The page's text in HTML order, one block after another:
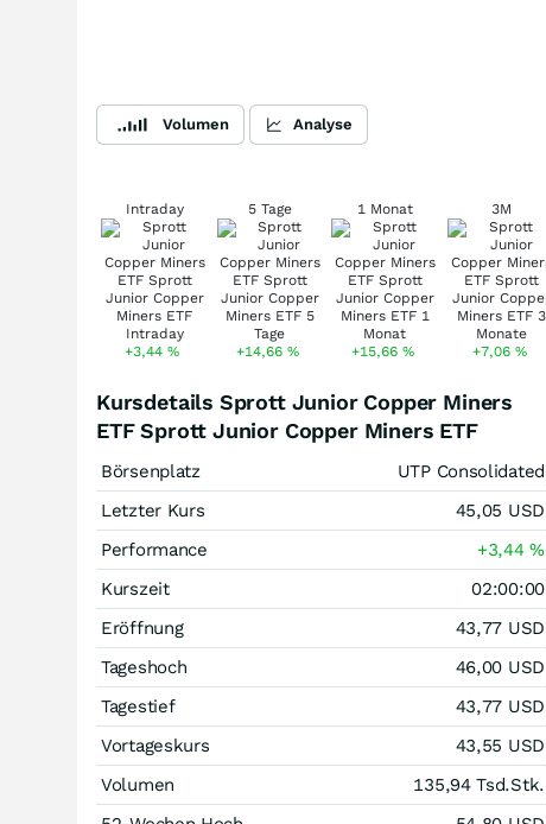
Volumen Analyse
Intraday
+3,44%
5 Tage
+14,66 %
1 Monat
+15,66 %
3M
+7,06 %
Kursdetails Sprott Junior Copper Miners
ETF Sprott Junior Copper Miners ETF
Börsenplatz
UTP Consolidated
Letzter Kurs
45,05 USD
Performance
+3,44%
Kurszeit
02:00:00
Eröffnung
43,77 USD
Tageshoch
46,00 USD
Tagestief
43,77 USD
Vortageskurs
43,55 USD
Volumen
135,94 Tsd.Stk.